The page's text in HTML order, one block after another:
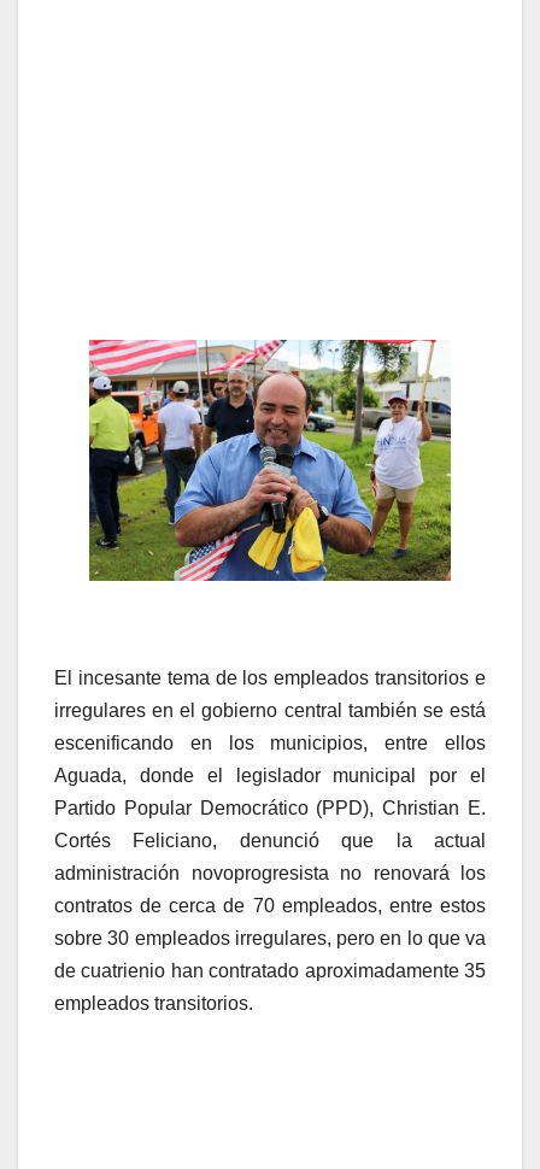
El incesante tema de los empleados transitorios e
irregulares en el gobierno central también se está
escenificando en los municipios, entre ellos
Aguada, donde el legislador municipal por el
Partido Popular Democrático (PPD), Christian E.
Cortés Feliciano, denunció que la actual
administración novoprogresista no renovará los
contratos de cerca de 70 empleados, entre estos
sobre 30 empleados irregulares, pero en lo que va
de cuatrienio han contratado aproximadamente 35
empleados transitorios.